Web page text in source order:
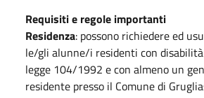
Requisiti e regole importanti
Residenza: possono richiedere ed
le/gli alunne/i residenti con
legge 104/1992 e con almeno un
residente presso il Comune di